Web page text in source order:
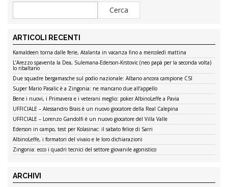
ARTICOLI RECENTI
Kamaldeen torna dalle ferie, Atalanta in vacanza fino a mercoledì mattina
L’Arezzo spaventa la Dea, Sulemana-Ederson-Krstovic (neo papà per la seconda volta)
lo ribaltano
Due squadre bergamasche sul podio nazionale: Albano ancora campione CSI
Super Mario Pasalic è a Zingonia: ne mancano due all’appello
Bene i nuovi, i Primavera e i veterani meglio: poker AlbinoLeffe a Pavia
UFFICIALE – Alessandro Brais è un nuovo giocatore della Real Calepina
UFFICIALE – Lorenzo Gandolfi è un nuovo giocatore del Villa Valle
Ederson in campo, test per Kolasinac: il sabato felice di Sarri
AlbinoLeffe, i formatori del vivaio e le loro dichiarazioni
Zingonia: ecco i quadri tecnici del settore giovanile agonistico
ARCHIVI